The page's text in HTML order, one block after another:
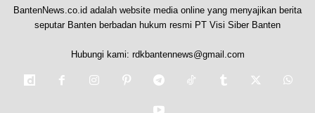
BantenNews.co.id adalah website media online yang menyajikan berita
seputar Banten berbadan hukum resmi PT Visi Siber Banten
Hubungi kami: rdkbantennews@gmail.com